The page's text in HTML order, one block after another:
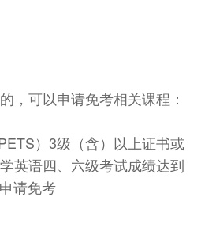
，可以申请免考相关课程：
）3级（含）以上证书或
英语四、六级考试成绩达到
请免考